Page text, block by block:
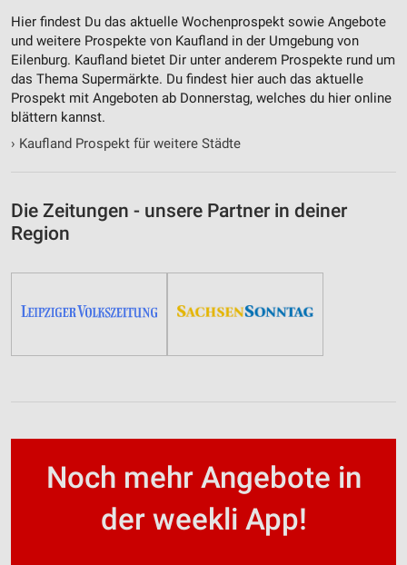
Hier findest Du das aktuelle Wochenprospekt sowie Angebote
und weitere Prospekte von Kaufland in der Umgebung von
Eilenburg. Kaufland bietet Dir unter anderem Prospekte rund um
das Thema Supermärkte. Du findest hier auch das aktuelle
Prospekt mit Angeboten ab Donnerstag, welches du hier online
blättern kannst.
› Kaufland Prospekt für weitere Städte
Die Zeitungen - unsere Partner in deiner
Region
Noch mehr Angebote in
der weekli App!